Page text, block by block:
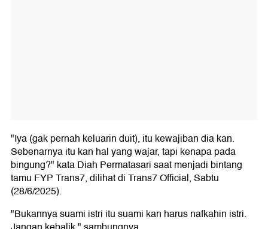
"Iya (gak pernah keluarin duit), itu kewajiban dia kan.
Sebenarnya itu kan hal yang wajar, tapi kenapa pada
bingung?" kata Diah Permatasari saat menjadi bintang
tamu FYP Trans7, dilihat di Trans7 Official, Sabtu
(28/6/2025).
"Bukannya suami istri itu suami kan harus nafkahin istri.